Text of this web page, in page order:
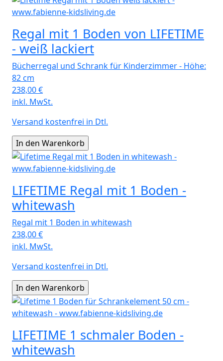
Regal mit 1 Boden von LIFETIME
- weiß lackiert
Bücherregal und Schrank für Kinderzimmer - Höhe:
82 cm
238,00€
inkl. MwSt.
Versand kostenfrei in Dtl.
LIFETIME Regal mit 1 Boden -
whitewash
Regal mit 1 Boden in whitewash
238,00€
inkl. MwSt.
Versand kostenfrei in Dtl.
LIFETIME 1 schmaler Boden -
whitewash